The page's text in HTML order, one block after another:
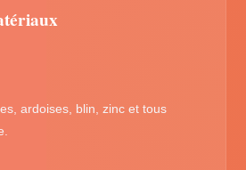
ardoises, blin, zinc et tous